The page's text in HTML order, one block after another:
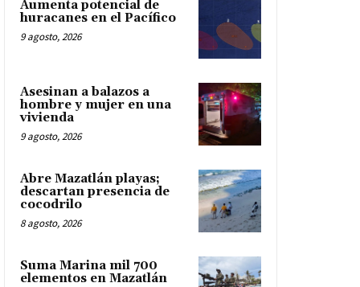
Aumenta potencial de
huracanes en el Pacífico
9 agosto, 2026
Asesinan a balazos a
hombre y mujer en una
vivienda
9 agosto, 2026
Abre Mazatlán playas;
descartan presencia de
cocodrilo
8 agosto, 2026
Suma Marina mil 700
elementos en Mazatlán